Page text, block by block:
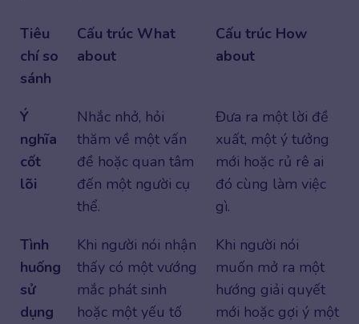
Tiêu
chí so
sánh
Cấu trúc What
about
Cấu trúc How
about
Ý
nghĩa
cốt
lõi
Nhắc nhở, hỏi
thăm về một vấn
đề hoặc quan tâm
đến một người cụ
thể.
Đưa ra một lời đề
xuất, một ý tưởng
mới hoặc rủ rê ai
đó cùng làm việc
gì.
Tình
huống
sử
dụng
Khi người nói nhận
thấy có một vướng
mắc phát sinh
hoặc một yếu tố
Khi người nói
muốn mở ra một
hướng giải quyết
mới hoặc gợi ý một